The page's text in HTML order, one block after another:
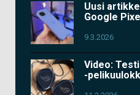
Uusi
Google
9.3.2026
Video:
-